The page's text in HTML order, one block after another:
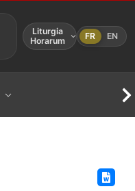
Liturgia
Horarum
FR EN